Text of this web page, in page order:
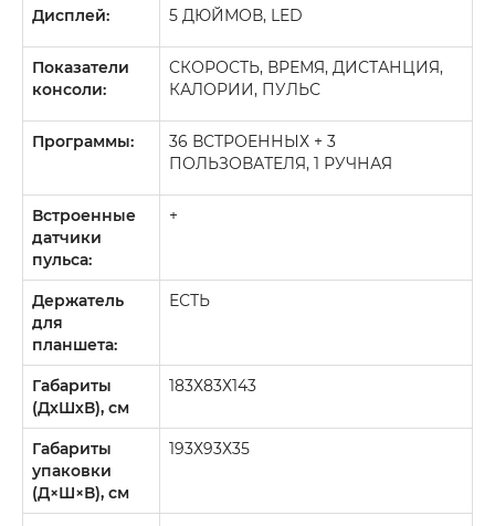
Дисплей: 5 ДЮЙМОВ, LED
Показатели
консоли:
CКОРОСТЬ, ВРЕМЯ, ДИСТАНЦИЯ,
КАЛОРИИ, ПУЛЬС
Программы:
36 ВСТРОЕННЫХ + 3
ПОЛЬЗОВАТЕЛЯ, 1 РУЧНАЯ
Встроенные
датчики
пульса:
+
Держатель
для
планшета:
ЕСТЬ
Габариты
(ДхШхВ), см
183Х83Х143
Габариты
упаковки
(Д×Ш×В), см
193Х93Х35